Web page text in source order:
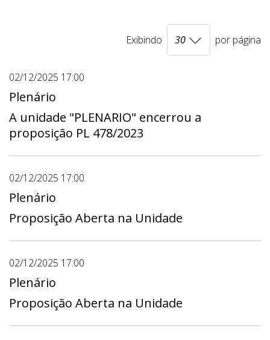
Exibindo por página
02/12/2025 17:00
Plenário
A unidade "PLENARIO" encerrou a
proposição PL 478/2023
02/12/2025 17:00
Plenário
Proposição Aberta na Unidade
02/12/2025 17:00
Plenário
Proposição Aberta na Unidade